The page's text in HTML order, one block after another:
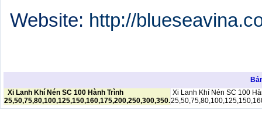
Website: http://
Xi Lanh Khí Nén SC 100 Hành Trình
25,50,75,80,100,125,150,160,175,200,250,300,350.
Xi Lanh Khí Nén SC 100